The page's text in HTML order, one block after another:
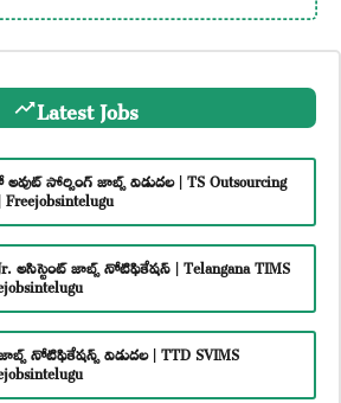
Latest Jobs
సోర్సింగ్ జాబ్స్ విడుదల | TS Outsourcing
అసిస్టెంట్ జాబ్స్ నోటిఫికేషన్ | Telangana TIMS
నోటిఫికేషన్స్ విడుదల | TTD SVIMS